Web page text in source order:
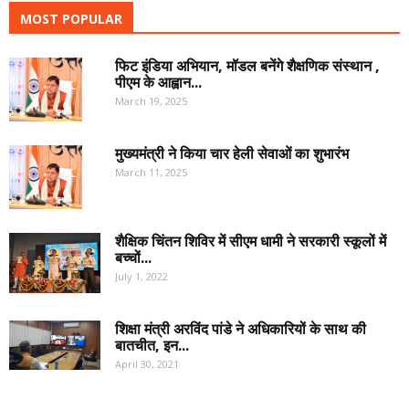
MOST POPULAR
फिट इंडिया अभियान, मॉडल बनेंगे शैक्षणिक संस्थान ,
पीएम के आह्वान...
March 19, 2025
मुख्यमंत्री ने किया चार हेली सेवाओं का शुभारंभ
March 11, 2025
शैक्षिक चिंतन शिविर में सीएम धामी ने सरकारी स्कूलों में
बच्चों...
July 1, 2022
शिक्षा मंत्री अरविंद पांडे ने अधिकारियों के साथ की
बातचीत, इन...
April 30, 2021